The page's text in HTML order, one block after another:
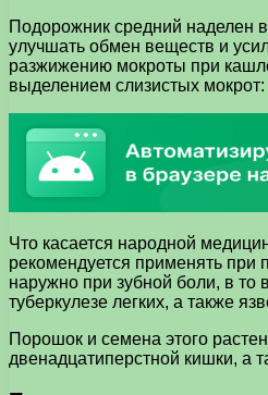
Подорожник средний наделен
улучшать обмен веществ и
разжижению мокроты при
выделением слизистых
Что касается народной
рекомендуется применять при
наружно при зубной боли, в то
туберкулезе легких, а также
Порошок и семена этого
двенадцатиперстной кишки, а